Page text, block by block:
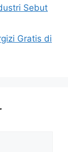
Sebut
Gratis di